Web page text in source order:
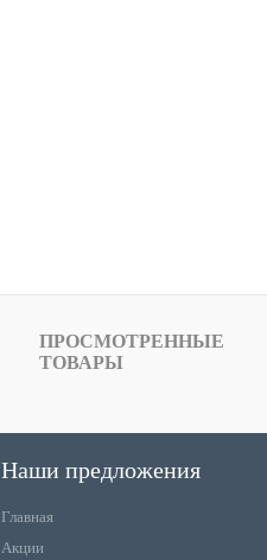
ПРОСМОТРЕННЫЕ
ТОВАРЫ
Наши предложения
Главная
Акции